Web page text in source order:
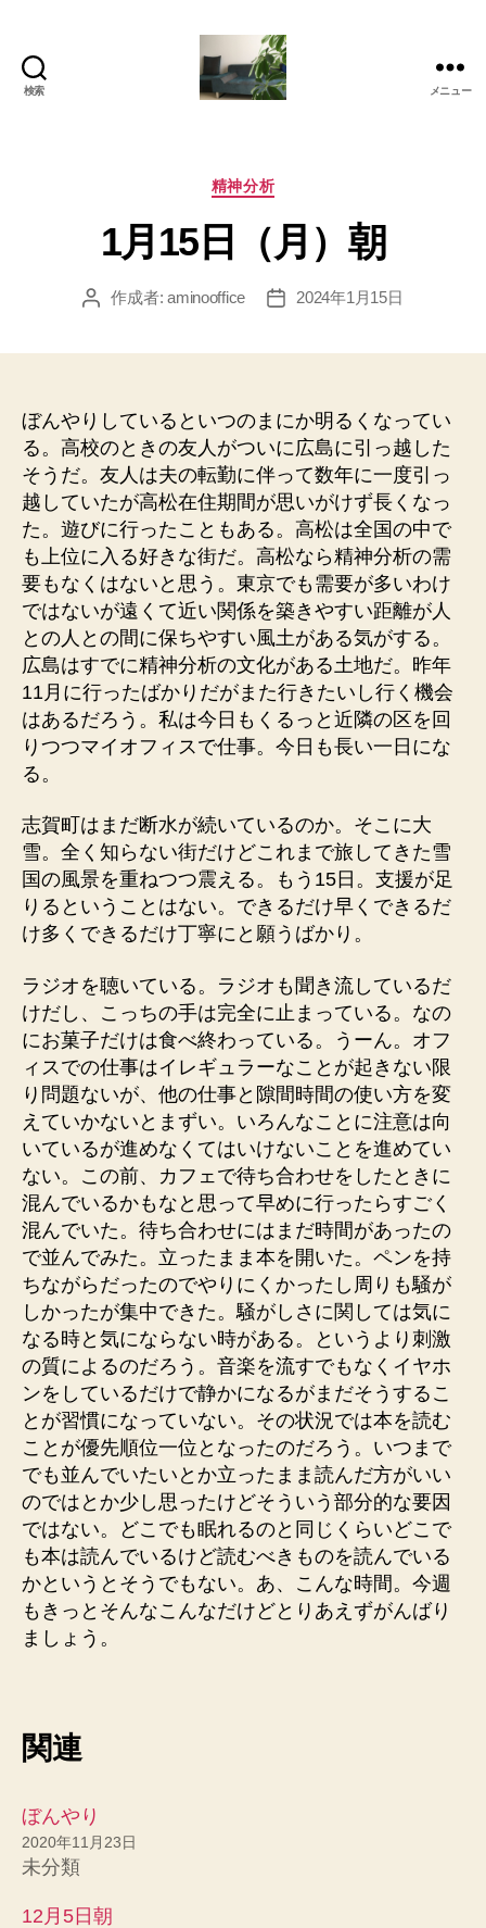
検索
美
も
あ
の
グ
メニュー
カ
リ
精神分析
1月15日（月）朝
投
作成者:aminooffice
投
2024年1月15日
ぼんやりしているといつのまにか明るくなってい
る。高校のときの友人がついに広島に引っ越した
そうだ。友人は夫の転勤に伴って数年に一度引っ
越していたが高松在住期間が思いがけず長くなっ
た。遊びに行ったこともある。高松は全国の中で
も上位に入る好きな街だ。高松なら精神分析の需
要もなくはないと思う。東京でも需要が多いわけ
ではないが遠くて近い関係を築きやすい距離が人
との人との間に保ちやすい風土がある気がする。
広島はすでに精神分析の文化がある土地だ。昨年
11月に行ったばかりだがまた行きたいし行く機会
はあるだろう。私は今日もくるっと近隣の区を回
りつつマイオフィスで仕事。今日も長い一日にな
る。
志賀町はまだ断水が続いているのか。そこに大
雪。全く知らない街だけどこれまで旅してきた雪
国の風景を重ねつつ震える。もう15日。支援が足
りるということはない。できるだけ早くできるだ
け多くできるだけ丁寧にと願うばかり。
ラジオを聴いている。ラジオも聞き流しているだ
けだし、こっちの手は完全に止まっている。なの
にお菓子だけは食べ終わっている。うーん。オフ
ィスでの仕事はイレギュラーなことが起きない限
り問題ないが、他の仕事と隙間時間の使い方を変
えていかないとまずい。いろんなことに注意は向
いているが進めなくてはいけないことを進めてい
ない。この前、カフェで待ち合わせをしたときに
混んでいるかもなと思って早めに行ったらすごく
混んでいた。待ち合わせにはまだ時間があったの
で並んでみた。立ったまま本を開いた。ペンを持
ちながらだったのでやりにくかったし周りも騒が
しかったが集中できた。騒がしさに関しては気に
なる時と気にならない時がある。というより刺激
の質によるのだろう。音楽を流すでもなくイヤホ
ンをしているだけで静かになるがまだそうするこ
とが習慣になっていない。その状況では本を読む
ことが優先順位一位となったのだろう。いつまで
でも並んでいたいとか立ったまま読んだ方がいい
のではとか少し思ったけどそういう部分的な要因
ではない。どこでも眠れるのと同じくらいどこで
も本は読んでいるけど読むべきものを読んでいる
かというとそうでもない。あ、こんな時間。今週
もきっとそんなこんなだけどとりあえずがんばり
ましょう。
関連
ぼんやり
2020年11月23日
未分類
12月5日朝